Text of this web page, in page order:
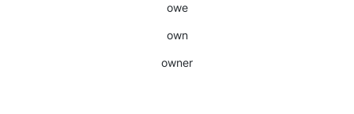
owe
own
owner